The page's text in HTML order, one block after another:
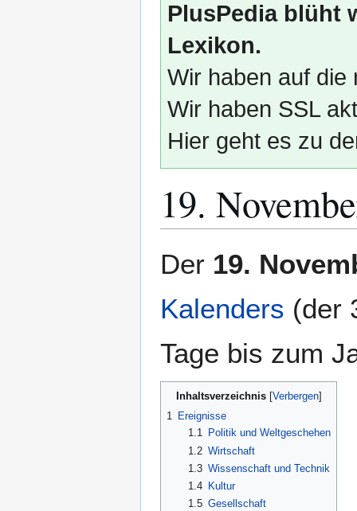
PlusPedia blüht
Lexikon.
Wir haben auf die
Wir haben SSL
Hier geht es zu
19.
Navigation
Suche
Der 19.
Kalenders (der
Tage bis zum
Inhaltsverzeichnis
1 Ereignisse
1.1
Politik und Weltgeschehen
1.2 Wirtschaft
1.3 Wissenschaft und Technik
1.4
Kultur
1.5 Gesellschaft